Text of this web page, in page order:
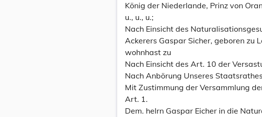
König der Niederlande, Prinz von
u., u., u.;
Nach Einsicht des
Ackerers Gaspar Sicher, geboren zu
wohnhast zu
Nach Einsicht des Art. 10 der
Nach Anbörung Unseres Staatsrathes
Mit Zustimmung der Versammlung
Art. 1.
Dem. helrn Gaspar Eicher in die